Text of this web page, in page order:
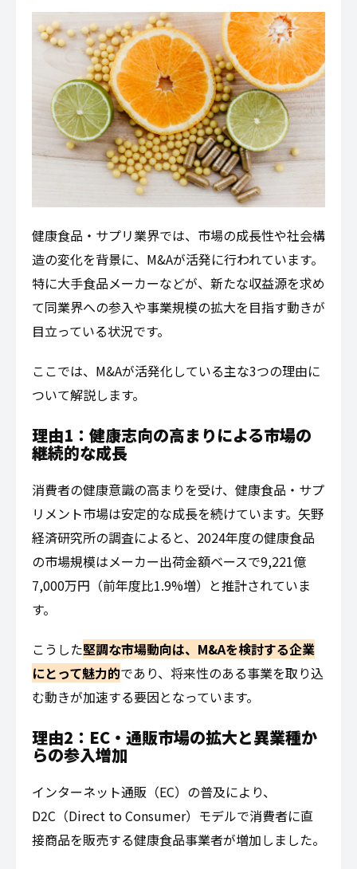
健康食品・サプリ業界では、市場の成長性や社会構
造の変化を背景に、M&Aが活発に行われています。
特に大手食品メーカーなどが、新たな収益源を求め
て同業界への参入や事業規模の拡大を目指す動きが
目立っている状況です。
ここでは、M&Aが活発化している主な3つの理由に
ついて解説します。
理由1：健康志向の高まりによる市場の
継続的な成長
消費者の健康意識の高まりを受け、健康食品・サプ
リメント市場は安定的な成長を続けています。矢野
経済研究所の調査によると、2024年度の健康食品
の市場規模はメーカー出荷金額ベースで9,221億
7,000万円（前年度比1.9%増）と推計されていま
す。
こうした堅調な市場動向は、M&Aを検討する企業
にとって魅力的であり、将来性のある事業を取り込
む動きが加速する要因となっています。
理由2：EC・通販市場の拡大と異業種か
らの参入増加
インターネット通販（EC）の普及により、
D2C（Direct to Consumer）モデルで消費者に直
接商品を販売する健康食品事業者が増加しました。